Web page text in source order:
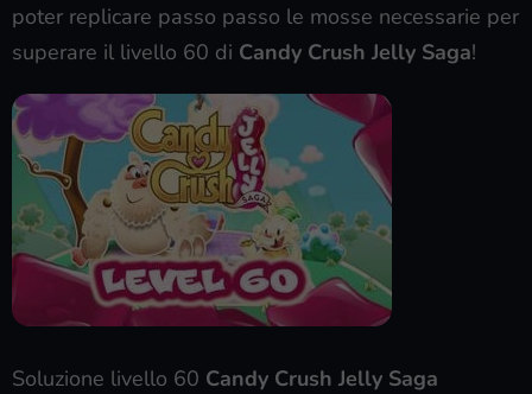
poter replicare passo passo le mosse necessarie per
superare il livello 60 di Candy Crush Jelly Saga!
Soluzione livello 60 Candy Crush Jelly Saga